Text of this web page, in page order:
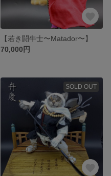
【若き闘牛士〜Matador〜】
70,000円
SOLD OUT